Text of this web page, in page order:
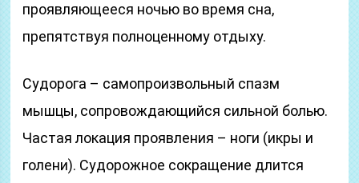
проявляющееся ночью во время сна,
препятствуя полноценному отдыху.
Судорога – самопроизвольный спазм
мышцы, сопровождающийся сильной болью.
Частая локация проявления – ноги (икры и
голени). Судорожное сокращение длится